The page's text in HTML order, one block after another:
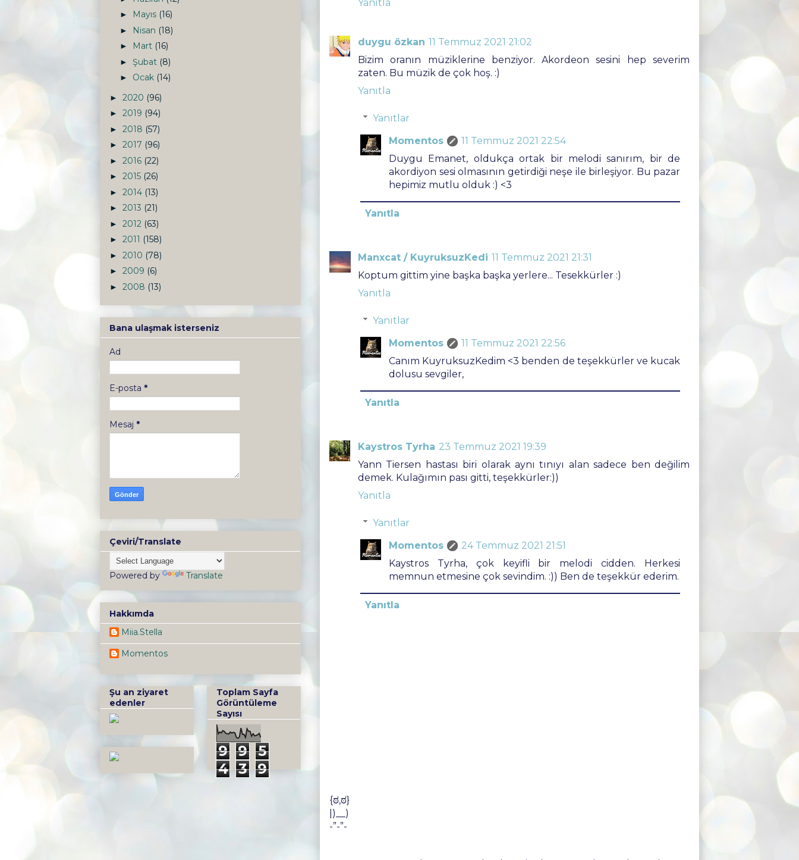
Yanıtla
duygu özkan 11 Temmuz 2021 21:02
Bizim oranın müziklerine benziyor. Akordeon sesini hep severim
zaten. Bu müzik de çok hoş. :)
Yanıtla
Yanıtlar
Momentos
11 Temmuz 2021 22:54
Duygu Emanet, oldukça ortak bir melodi sanırım, bir de
akordiyon sesi olmasının getirdiği neşe ile birleşiyor. Bu pazar
hepimiz mutlu olduk :) <3
Yanıtla
Manxcat / KuyruksuzKedi 11 Temmuz 2021 21:31
Koptum gittim yine başka başka yerlere... Tesekkürler :)
Yanıtla
Yanıtlar
Momentos
11 Temmuz 2021 22:56
Canım KuyruksuzKedim <3 benden de teşekkürler ve kucak
dolusu sevgiler,
Yanıtla
Kaystros Tyrha 23 Temmuz 2021 19:39
Yann Tiersen hastası biri olarak aynı tınıyı alan sadece ben değilim
demek. Kulağımın pası gitti, teşekkürler:))
Yanıtla
Yanıtlar
Momentos
24 Temmuz 2021 21:51
Kaystros Tyrha, çok keyifli bir melodi cidden. Herkesi
memnun etmesine çok sevindim. :)) Ben de teşekkür ederim.
Yanıtla
{ಠ,ಠ}
|)__)
-”-”-
► Mayıs (16)
► Nisan (18)
► Mart (16)
► Şubat (8)
► Ocak (14)
► 2020 (96)
► 2019 (94)
► 2018 (57)
► 2017 (96)
► 2016 (22)
► 2015 (26)
► 2014 (13)
► 2013 (21)
► 2012 (63)
► 2011 (158)
► 2010 (78)
► 2009 (6)
► 2008 (13)
Bana ulaşmak isterseniz
Ad
E-posta *
Mesaj *
Çeviri/Translate
Powered by Translate
Hakkımda
Miia.Stella
Momentos
Şu an ziyaret
edenler
Toplam Sayfa
Görüntüleme
Sayısı
9 9
5
4 3 9